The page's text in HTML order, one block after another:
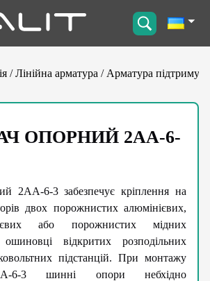
/Лінійна арматура / Арматура
ОПОРНИЙ 2АА-6-
2АА-6-3 забезпечує кріплення на
двох порожнистих алюмінієвих,
або порожнистих мідних
відкритих розподільних
підстанцій. При монтажу
6-3 шинні опори небхідно